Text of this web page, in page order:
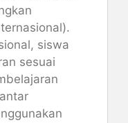
siswa
sesuai